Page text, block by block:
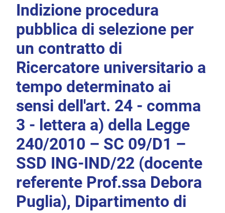
Indizione procedura
pubblica di selezione per
un contratto di
Ricercatore universitario a
tempo determinato ai
sensi dell'art. 24 - comma
3 - lettera a) della Legge
240/2010 – SC 09/D1 –
SSD ING-IND/22 (docente
referente Prof.ssa Debora
Puglia), Dipartimento di